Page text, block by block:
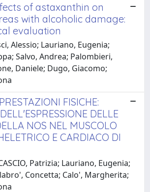
of astaxanthin on
with alcoholic damage:
evaluation
Alessio; Lauriano, Eugenia;
Salvo, Andrea; Palombieri,
Daniele; Dugo, Giacomo;
FISICHE:
DELLE
NOS NEL MUSCOLO
E CARDIACO DI
Patrizia; Lauriano, Eugenia;
Concetta; Calo', Margherita;